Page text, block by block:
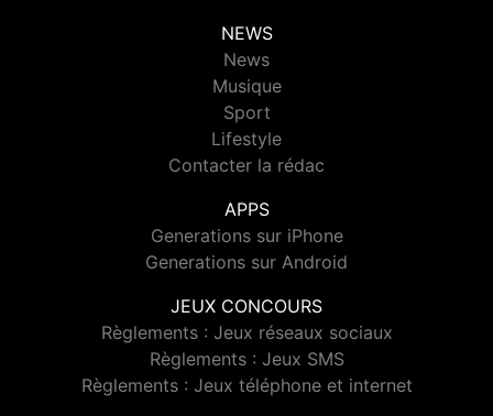
NEWS
News
Musique
Sport
Lifestyle
Contacter la rédac
APPS
Generations sur iPhone
Generations sur Android
JEUX CONCOURS
Règlements : Jeux réseaux sociaux
Règlements : Jeux SMS
Règlements : Jeux téléphone et internet